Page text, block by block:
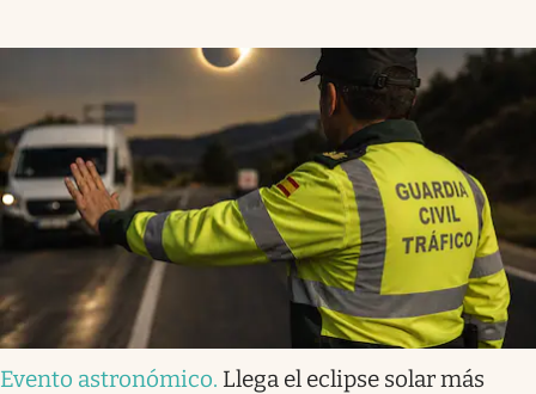
Evento astronómico. Llega el eclipse solar más